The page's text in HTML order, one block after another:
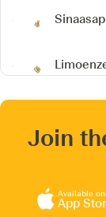
Join
Available on
App